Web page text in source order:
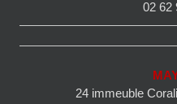
02 62
24 immeuble